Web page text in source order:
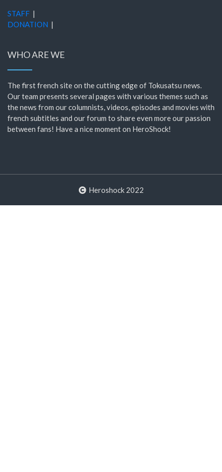
STAFF |
DONATION |
WHO ARE WE
The first french site on the cutting edge of Tokusatsu news.
Our team presents several pages with various themes such as
the news from our columnists, videos, episodes and movies with
french subtitles and our forum to share even more our passion
between fans! Have a nice moment on HeroShock!
Heroshock 2022